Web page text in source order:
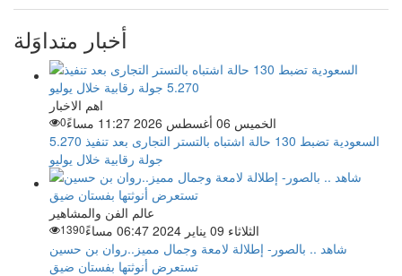
أخبار متداوَلة
اهم الاخبار
الخميس 06 أغسطس 2026 11:27 مساءً
0
السعودية تضبط 130 حالة اشتباه بالتستر التجارى بعد تنفيذ 5.270
جولة رقابية خلال يوليو
عالم الفن والمشاهير
الثلاثاء 09 يناير 2024 06:47 مساءً
1390
شاهد .. بالصور- إطلالة لامعة وجمال مميز..روان بن حسين
تستعرض أنوثتها بفستان ضيق